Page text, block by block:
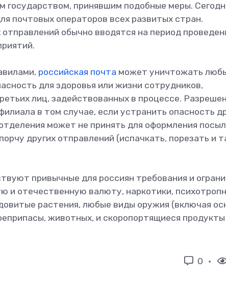
государством, принявшим подобные меры.
почтовых операторов всех развитых стран.
обычно вводятся на период
российская почта может уничтожать
для здоровья или жизни сотрудников,
лиц, задействованных в процессе.
в том случае, если устранить опасность
может не принять для оформления
других отправлений (испачкать, порезать и
привычные для россиян требования и
и отечественную валюту, наркотики,
растения, любые виды оружия (включая
животных, и скоропортящиеся продукты
0